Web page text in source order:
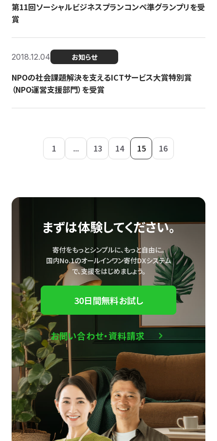
第11回ソーシャルビジネスプランコンペ準グランプリを受
賞
2018.12.04 お知らせ
NPOの社会課題解決を支えるICTサービス大賞特別賞
（NPO運営支援部門）を受賞
1 ... 13 14 15 16
まずは体験してください。
寄付をもっとシンプルに、もっと自由に。
国内No.1のオールインワン寄付DXシステム
で、支援をはじめましょう。
30日間無料お試し
お問い合わせ・資料請求